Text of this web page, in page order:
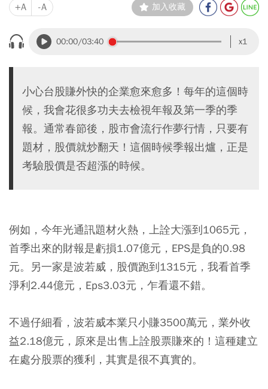
+A -A 加入收藏
00:00/03:40 x1
小心台股賺外快的企業愈來愈多！每年的這個時
候，我會花很多功夫去檢視年報及第一季的季
報。通常春節後，股市會流行作夢行情，只要有
題材，股價就炒翻天！這個時候季報出爐，正是
考驗股價是否超漲的時候。
例如，今年光通訊題材火熱，上詮大漲到1065元，
首季出來的財報是虧損1.07億元，EPS是負的0.98
元。另一家是波若威，股價跑到1315元，我看首季
淨利2.44億元，Eps3.03元，乍看還不錯。
不過仔細看，波若威本業只小賺3500萬元，業外收
益2.18億元，原來是出售上詮股票賺來的！這種建立
在處分股票的獲利，其實是很不真實的。